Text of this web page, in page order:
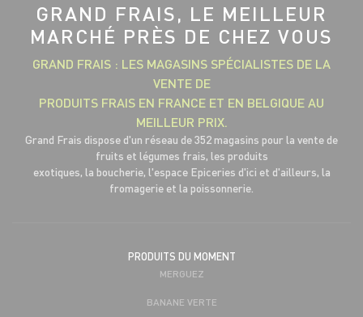
GRAND FRAIS, LE MEILLEUR
MARCHÉ PRÈS DE CHEZ VOUS
GRAND FRAIS : LES MAGASINS SPÉCIALISTES DE LA
VENTE DE
PRODUITS FRAIS EN FRANCE ET EN BELGIQUE AU
MEILLEUR PRIX.
Grand Frais dispose d'un réseau de 352 magasins pour la vente de
fruits et légumes frais, les produits
exotiques, la boucherie, l'espace Epiceries d'ici et d'ailleurs, la
fromagerie et la poissonnerie.
PRODUITS DU MOMENT
MERGUEZ
BANANE VERTE